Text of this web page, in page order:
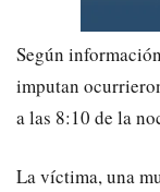
Según
imputan
a las 8:10 de la
La víctima, una